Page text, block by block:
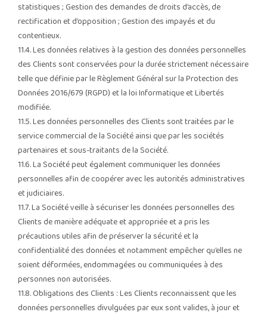
statistiques ; Gestion des demandes de droits d’accès, de
rectification et d’opposition ; Gestion des impayés et du
contentieux.
11.4. Les données relatives à la gestion des données personnelles
des Clients sont conservées pour la durée strictement nécessaire
telle que définie par le Règlement Général sur la Protection des
Données 2016/679 (RGPD) et la loi Informatique et Libertés
modifiée.
11.5. Les données personnelles des Clients sont traitées par le
service commercial de la Société ainsi que par les sociétés
partenaires et sous-traitants de la Société.
11.6. La Société peut également communiquer les données
personnelles afin de coopérer avec les autorités administratives
et judiciaires.
11.7. La Société veille à sécuriser les données personnelles des
Clients de manière adéquate et appropriée et a pris les
précautions utiles afin de préserver la sécurité et la
confidentialité des données et notamment empêcher qu’elles ne
soient déformées, endommagées ou communiquées à des
personnes non autorisées.
11.8. Obligations des Clients : Les Clients reconnaissent que les
données personnelles divulguées par eux sont valides, à jour et